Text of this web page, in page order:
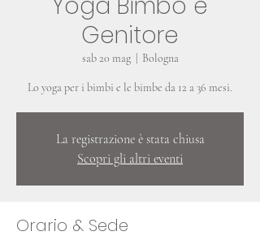
Genitore
sab 20 mag
  |
Bologna
Lo yoga per i bimbi e le bimbe da 12 a 36 mesi.
La registrazione è stata chiusa
Scopri gli altri eventi
Orario & Sede